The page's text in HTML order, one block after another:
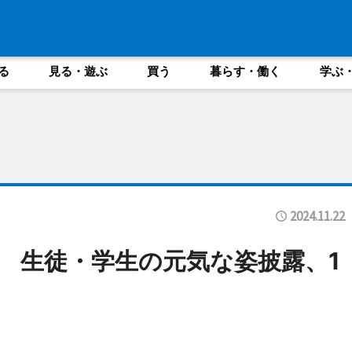
見る・遊ぶ 買う 暮らす・働く 学ぶ
2024.11.22
徒・学生の元気な姿披露、1